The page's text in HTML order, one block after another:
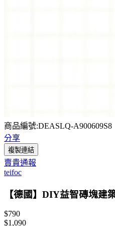
商品編號:DEASLQ-A900609S8
分享
複製連結
賣貴通報
teifoc
【德國】DIY益智磚塊建
$790
$1,090